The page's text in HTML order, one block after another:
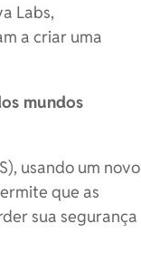
Labs,
a criar uma
mundos
usando um novo
que as
sua segurança